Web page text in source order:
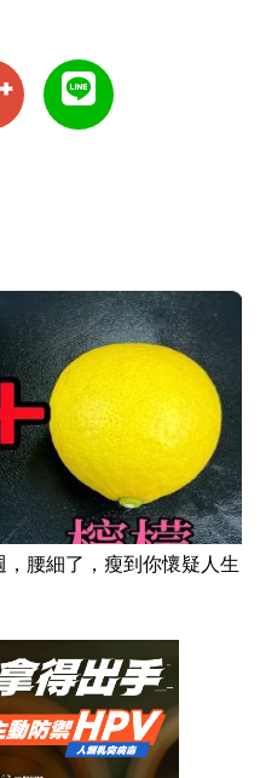
腰細了，瘦到你懷疑人生